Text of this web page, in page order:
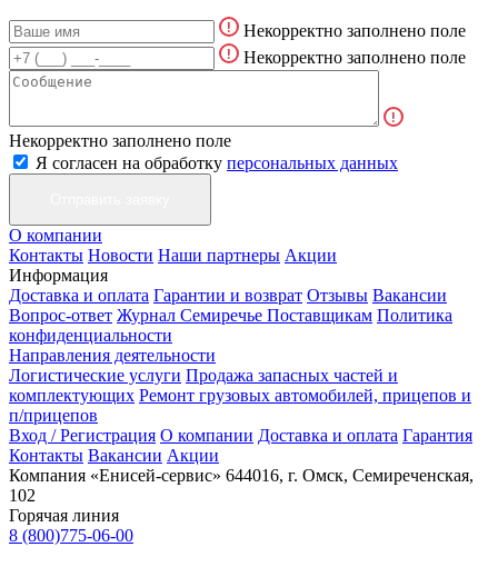
Некорректно заполнено поле
Некорректно заполнено поле
Некорректно заполнено поле
Я согласен на обработку персональных данных
О компании
Контакты Новости Наши партнеры Акции
Информация
Доставка и оплата Гарантии и возврат Отзывы Вакансии
Вопрос-ответ Журнал Семиречье Поставщикам Политика
конфиденциальности
Направления деятельности
Логистические услуги Продажа запасных частей и
комплектующих Ремонт грузовых автомобилей, прицепов и
п/прицепов
Вход / Регистрация О компании Доставка и оплата Гарантия
Контакты Вакансии Акции
Компания «Енисей-сервис» 644016, г. Омск, Семиреченская,
102
Горячая линия
8 (800)775-06-00